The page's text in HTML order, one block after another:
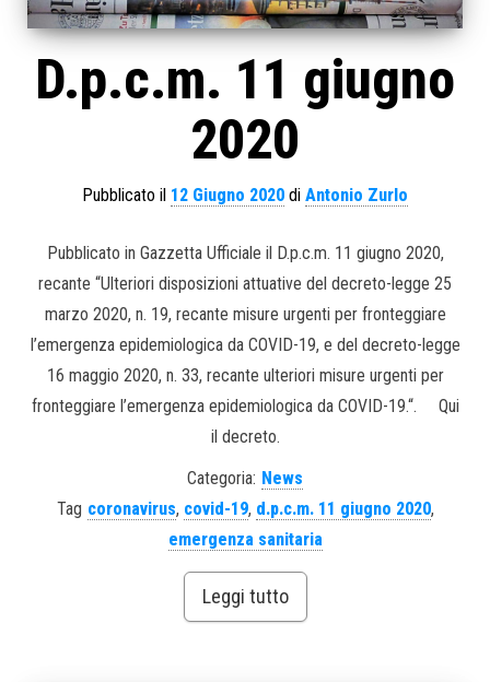
D.p.c.m. 11 giugno
2020
Pubblicato il 12 Giugno 2020 di Antonio Zurlo
Pubblicato in Gazzetta Ufficiale il D.p.c.m. 11 giugno 2020,
recante “Ulteriori disposizioni attuative del decreto-legge 25
marzo 2020, n. 19, recante misure urgenti per fronteggiare
l’emergenza epidemiologica da COVID-19, e del decreto-legge
16 maggio 2020, n. 33, recante ulteriori misure urgenti per
fronteggiare l’emergenza epidemiologica da COVID-19.“. Qui
il decreto.
Categoria: News
Tag coronavirus, covid-19, d.p.c.m. 11 giugno 2020,
emergenza sanitaria
Leggi tutto